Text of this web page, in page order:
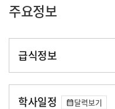
주요정보
급식정보
학사일정 달력보기